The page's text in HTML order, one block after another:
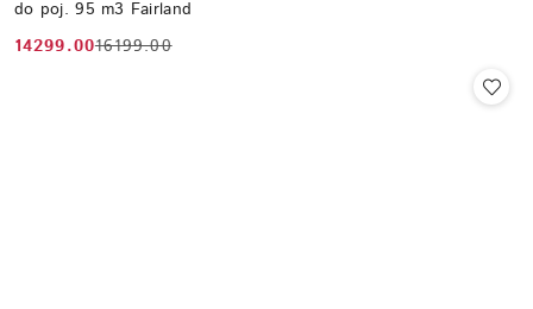
do poj. 95 m3 Fairland
Cena
14299.00
Cena
16199.00